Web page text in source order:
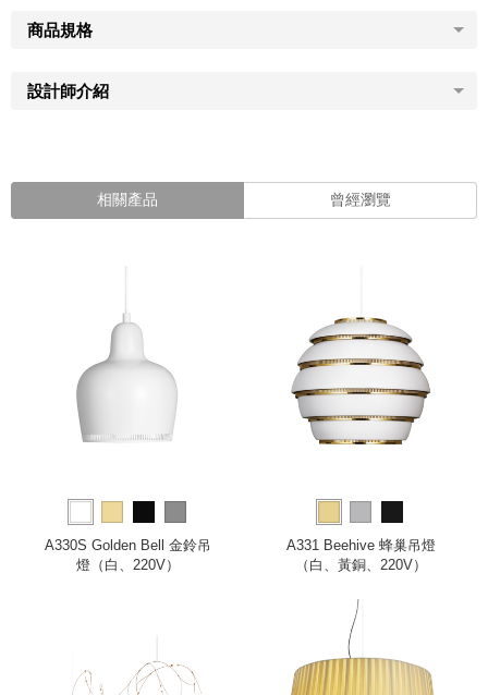
商品規格
設計師介紹
相關產品 曾經瀏覽
A330S Golden Bell 金鈴吊
燈（白、220V）
A331 Beehive 蜂巢吊燈
（白、黃銅、220V）